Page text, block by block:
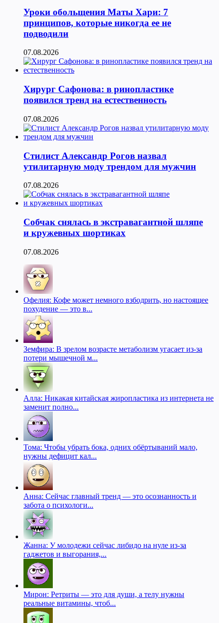
Уроки обольщения Маты Хари: 7
принципов, которые никогда ее не
подводили
07.08.2026
Хирург Сафонова: в ринопластике
появился тренд на естественность
07.08.2026
Стилист Александр Рогов назвал
утилитарную моду трендом для мужчин
07.08.2026
Собчак снялась в экстравагантной шляпе
и кружевных шортиках
07.08.2026
Офелия: Кофе может немного взбодрить, но настоящее
похудение — это в...
Земфира: В зрелом возрасте метаболизм угасает из-за
потери мышечной м...
Алла: Никакая китайская жиропластика из интернета не
заменит полно...
Тома: Чтобы убрать бока, одних обёртываний мало,
нужны дефицит кал...
Анна: Сейчас главный тренд — это осознанность и
забота о психологи...
Жанна: У молодежи сейчас либидо на нуле из-за
гаджетов и выгорания,...
Мирон: Ретриты — это для души, а телу нужны
реальные витамины, чтоб...